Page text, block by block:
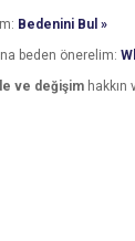
Bedenini Bul »
beden önerelim:
ve değişim hakkın